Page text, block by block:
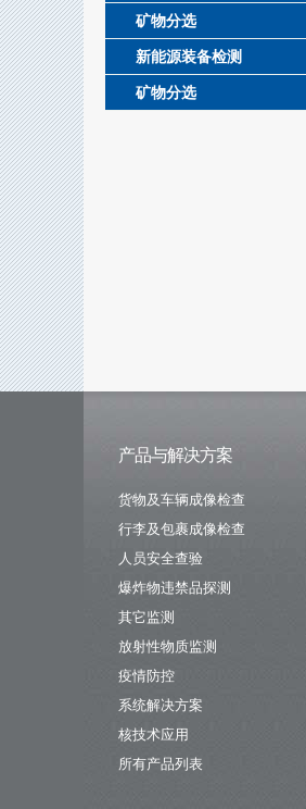
矿物分选
新能源装备检测
矿物分选
产品与解决方案
货物及车辆成像检查
行李及包裹成像检查
人员安全查验
爆炸物违禁品探测
其它监测
放射性物质监测
疫情防控
系统解决方案
核技术应用
所有产品列表